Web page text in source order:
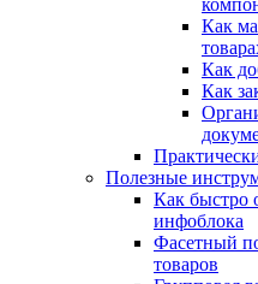
Как
Как
Как
Полезные
Как быстро
инфоблока
Фасетный
товаров